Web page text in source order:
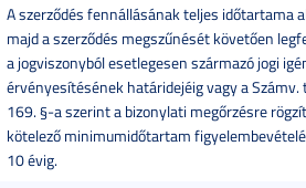
A szerződés fennállásának teljes időtartama
majd a szerződés megszűnését követően
a jogviszonyból esetlegesen származó jogi
érvényesítésének határidejéig vagy a Számv.
169. §-a szerint a bizonylati megőrzésre
kötelező minimumidőtartam
10 évig.